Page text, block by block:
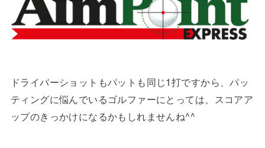
ドライバーショットもパットも同じ1打ですから、パッ
ティングに悩んでいるゴルファーにとっては、スコアア
ップのきっかけになるかもしれませんね^^